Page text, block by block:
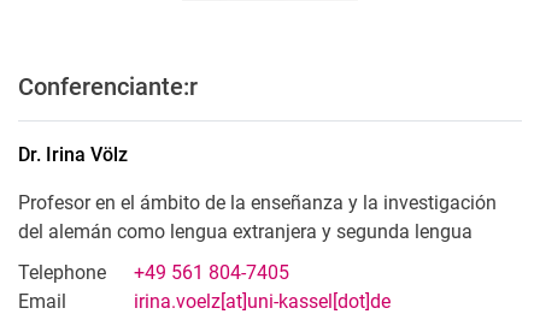
Conferenciante:r
Dr. Irina Völz
Profesor en el ámbito de la enseñanza y la investigación
del alemán como lengua extranjera y segunda lengua
Telephone
+49 561 804-7405
Email
irina.voelz[at]uni-kassel[dot]de